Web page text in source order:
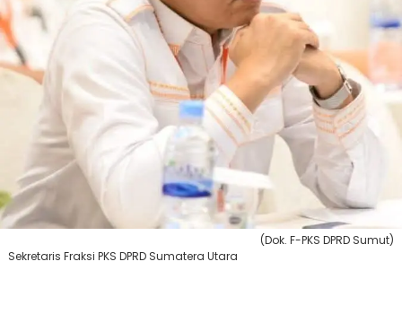
(Dok. F-PKS DPRD Sumut)
Sekretaris Fraksi PKS DPRD Sumatera Utara